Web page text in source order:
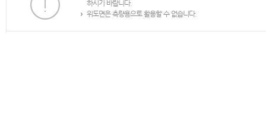
하시기 바랍니다.
위도면은 측량용으로 활용할 수 없습니다.